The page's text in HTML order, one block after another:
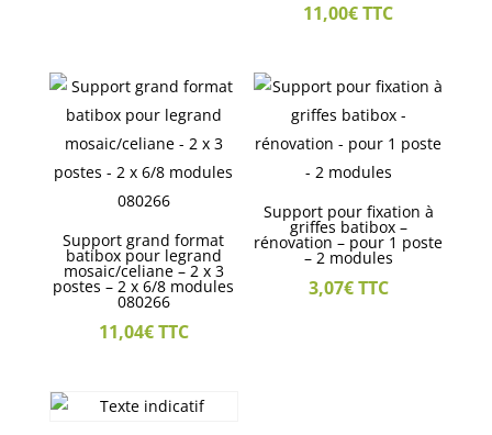
11,00€TTC
Support grand format
batibox pour legrand
mosaic/celiane – 2 x 3
postes – 2 x 6/8 modules
080266
11,04€TTC
Support pour fixation à
griffes batibox –
rénovation – pour 1 poste
– 2 modules
3,07€TTC